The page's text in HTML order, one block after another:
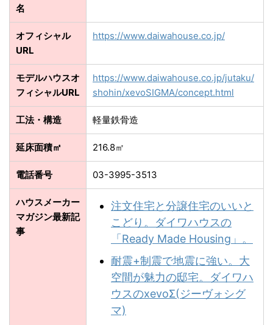
名
オフィシャル
URL
https://www.daiwahouse.co.jp/
モデルハウスオ
フィシャルURL
https://www.daiwahouse.co.jp/jutaku/
shohin/xevoSIGMA/concept.html
工法・構造 軽量鉄骨造
延床面積㎡ 216.8㎡
電話番号 03-3995-3513
ハウスメーカー
マガジン最新記
事
注文住宅と分譲住宅のいいと
こどり。ダイワハウスの
「Ready Made Housing」。
耐震+制震で地震に強い。大
空間が魅力の邸宅。ダイワハ
ウスのxevoΣ(ジーヴォシグ
マ)